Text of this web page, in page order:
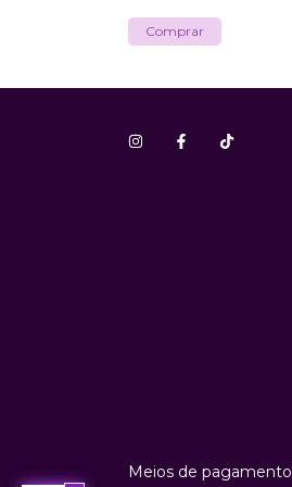
Meios de pagamento